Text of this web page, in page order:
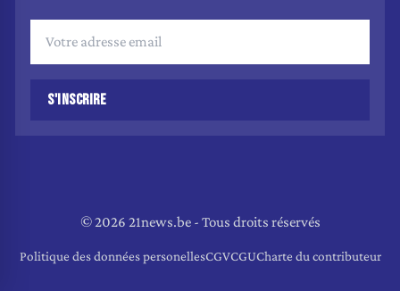
S'INSCRIRE
© 2026 21news.be - Tous droits réservés
Politique des données personellesCGVCGUCharte du contributeur